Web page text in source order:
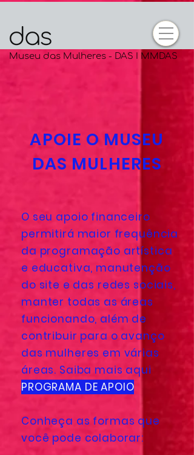
Museu das Mulheres - DAS I MMDAS
APOIE O MUSEU
DAS MULHERES
O seu apoio financeiro
permitirá maior frequência
da programação artística
e educativa, manutenção
do site e das redes sociais,
manter todas as áreas
funcionando, além de
contribuir para o avanço
das mulheres em várias
áreas. Saiba mais aqui
PROGRAMA DE APOIO
Conheça as formas que
você pode colaborar: